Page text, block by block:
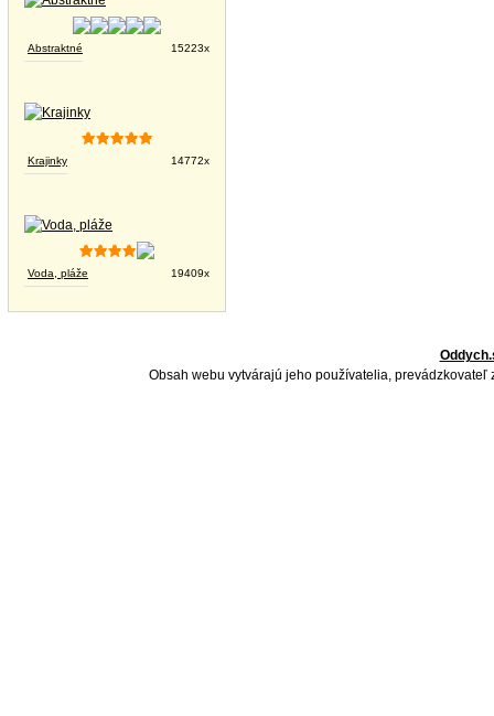
Abstraktné 15223x
Krajinky 14772x
Voda, pláže 19409x
Obsah webu vytvárajú jeho používatelia,